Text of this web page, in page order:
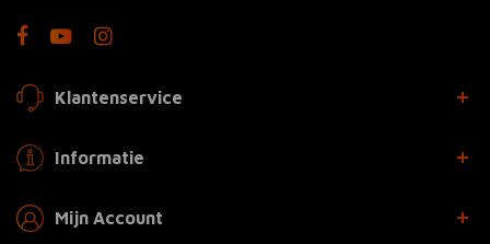
Klantenservice
Informatie
Mijn Account